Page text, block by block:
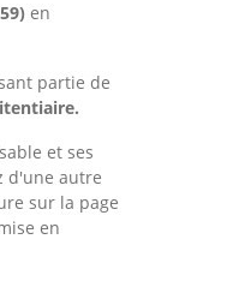
en
partie de
et ses
d'une autre
sur la page
en